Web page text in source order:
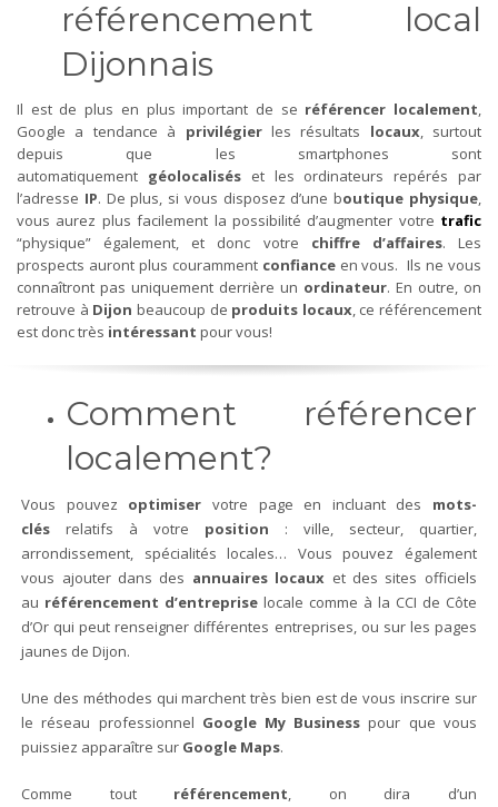
référencement local
Dijonnais
Il est de plus en plus important de se référencer localement,
Google a tendance à privilégier les résultats locaux, surtout
depuis que les smartphones sont
automatiquement géolocalisés et les ordinateurs repérés par
l’adresse IP. De plus, si vous disposez d’une boutique physique,
vous aurez plus facilement la possibilité d’augmenter votre trafic
“physique” également, et donc votre chiffre d’affaires. Les
prospects auront plus couramment confiance en vous. Ils ne vous
connaîtront pas uniquement derrière un ordinateur. En outre, on
retrouve à Dijon beaucoup de produits locaux, ce référencement
est donc très intéressant pour vous!
Comment référencer
localement?
Vous pouvez optimiser votre page en incluant des mots-
clésrelatifs à votre position : ville, secteur, quartier,
arrondissement, spécialités locales… Vous pouvez également
vous ajouter dans des annuaires locaux et des sites officiels
au référencement d’entrepriselocale comme à la CCI de Côte
d’Or qui peut renseigner différentes entreprises, ou sur les pages
jaunes de Dijon.
Une des méthodes qui marchent très bien est de vous inscrire sur
le réseau professionnel Google My Business pour que vous
puissiez apparaître sur Google Maps.
Comme tout référencement, on dira d’un